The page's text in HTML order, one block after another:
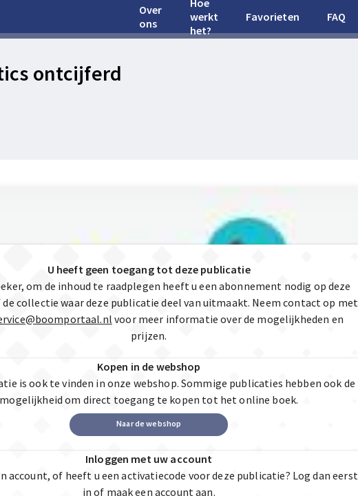
Over
ons
Hoe
werkt
het?
Favorieten FAQ
ontcijferd
U heeft geen toegang tot deze publicatie
om de inhoud te raadplegen heeft u een abonnement nodig op deze
collectie waar deze publicatie deel van uitmaakt. Neem contact op met
voor meer informatie over de mogelijkheden en
prijzen.
Kopen in de webshop
is ook te vinden in onze webshop. Sommige publicaties hebben ook de
mogelijkheid om direct toegang te kopen tot het online boek.
Naar de webshop
Inloggen met uw account
account, of heeft u een activatiecode voor deze publicatie? Log dan eerst
in of maak een account aan.